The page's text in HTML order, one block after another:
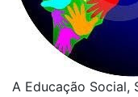
A Educação Social,